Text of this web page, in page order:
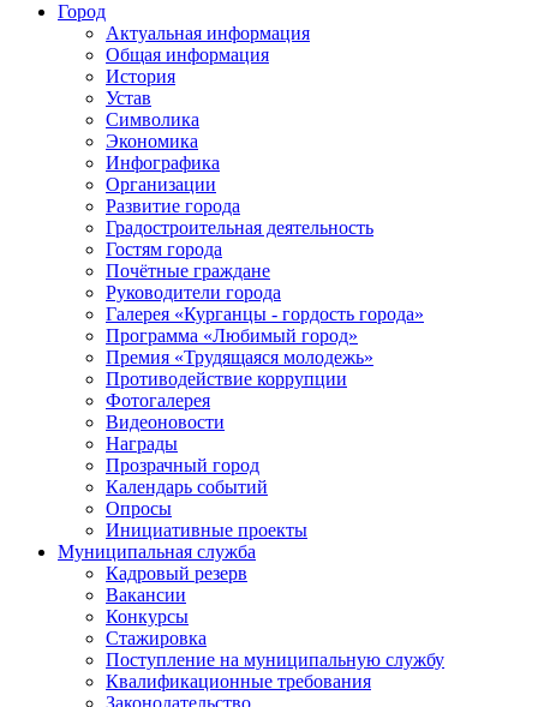
Город
Актуальная информация
Общая информация
История
Устав
Символика
Экономика
Инфографика
Организации
Развитие города
Градостроительная деятельность
Гостям города
Почётные граждане
Руководители города
Галерея «Курганцы - гордость города»
Программа «Любимый город»
Премия «Трудящаяся молодежь»
Противодействие коррупции
Фотогалерея
Видеоновости
Награды
Прозрачный город
Календарь событий
Опросы
Инициативные проекты
Муниципальная служба
Кадровый резерв
Вакансии
Конкурсы
Стажировка
Поступление на муниципальную службу
Квалификационные требования
Законодательство